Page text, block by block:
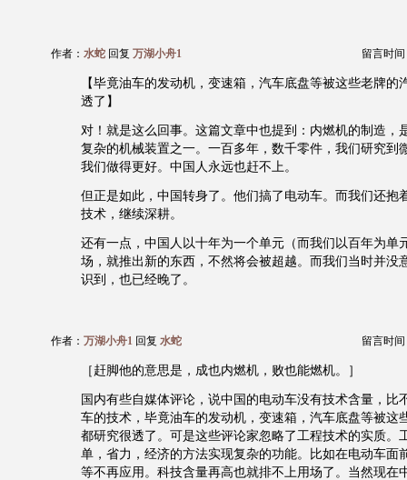
作者： 水蛇 回复 万湖小舟1 留言时间
【毕竟油车的发动机，变速箱，汽车底盘等被这些老牌的
透了】
对！就是这么回事。这篇文章中也提到：内燃机的制造，
复杂的机械装置之一。一百多年，数千零件，我们研究到
我们做得更好。中国人永远也赶不上。
但正是如此，中国转身了。他们搞了电动车。而我们还抱
技术，继续深耕。
还有一点，中国人以十年为一个单元（而我们以百年为单
场，就推出新的东西，不然将会被超越。而我们当时并没
识到，也已经晚了。
作者： 万湖小舟1 回复 水蛇 留言时间
［赶脚他的意思是，成也内燃机，败也能燃机。］
国内有些自媒体评论，说中国的电动车没有技术含量，比
车的技术，毕竟油车的发动机，变速箱，汽车底盘等被这
都研究很透了。可是这些评论家忽略了工程技术的实质。
单，省力，经济的方法实现复杂的功能。比如在电动车面
等不再应用。科技含量再高也就排不上用场了。当然现在